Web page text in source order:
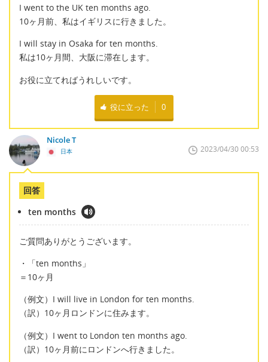
I went to the UK ten months ago.
10ヶ月前、私はイギリスに行きました。
I will stay in Osaka for ten months.
私は10ヶ月間、大阪に滞在します。
お役に立てればうれしいです。
役に立った 0
Nicole T
日本 2023/04/30 00:53
回答
ten months
ご質問ありがとうございます。
・「ten months」
＝10ヶ月
（例文）I will live in London for ten months.
（訳）10ヶ月ロンドンに住みます。
（例文）I went to London ten months ago.
（訳）10ヶ月前にロンドンへ行きました。